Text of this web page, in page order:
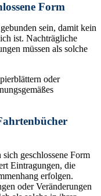
Form
sein, damit kein
ist. Nachträgliche
müssen als solche
oder
geschlossene Form
Eintragungen, die
erfolgen.
oder Veränderungen